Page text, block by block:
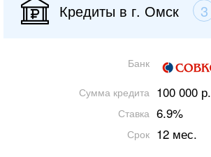
Кредиты в г. Омск 3
Банк
Сумма кредита 100 000 р.
Ставка 6.9%
Срок 12 мес.